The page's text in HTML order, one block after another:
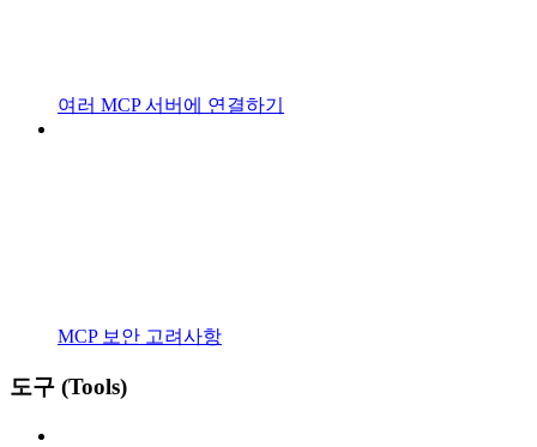
여러 MCP 서버에 연결하기
MCP 보안 고려사항
도구 (Tools)